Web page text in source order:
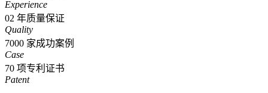
Experience
02 年质量保证
Quality
7000 家成功案例
Case
70 项专利证书
Patent